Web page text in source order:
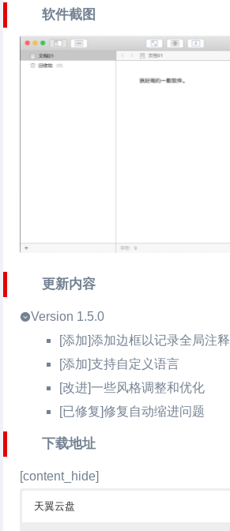
软件截图
更新内容
Version 1.5.0
[添加]添加边框以记录全局注释
[添加]支持自定义语言
[改进]一些风格调整和优化
[已修复]修复自动缩进问题
下载地址
[content_hide]
天翼云盘